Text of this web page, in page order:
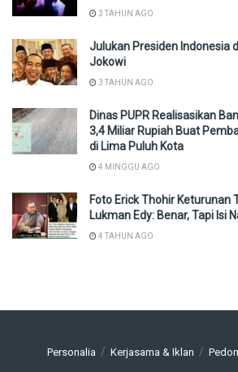
3 TAHUN AGO
Julukan Presiden Indonesia
Jokowi
3 TAHUN AGO
Dinas PUPR Realisasikan
3,4 Miliar Rupiah Buat
di Lima Puluh Kota
4 MINGGU AGO
Foto Erick Thohir Keturunan
Lukman Edy: Benar, Tapi Isi
4 TAHUN AGO
Personalia Kerjasama & Iklan